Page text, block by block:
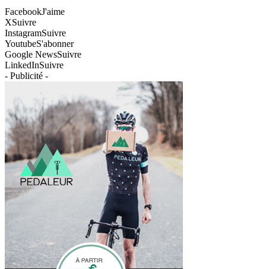
FacebookJ'aime
XSuivre
InstagramSuivre
YoutubeS'abonner
Google NewsSuivre
LinkedInSuivre
- Publicité -